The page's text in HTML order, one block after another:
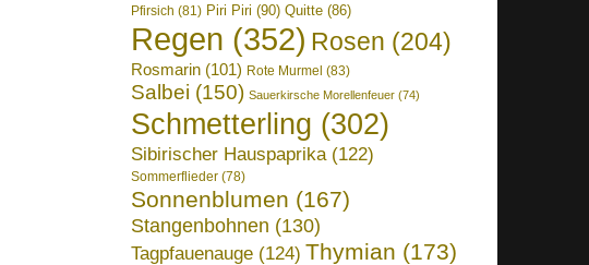
Pfirsich (81) Piri Piri (90) Quitte (86)
Regen (352) Rosen (204)
Rosmarin (101) Rote Murmel (83)
Salbei (150) Sauerkirsche Morellenfeuer (74)
Schmetterling (302)
Sibirischer Hauspaprika(122)
Sommerflieder (78)
Sonnenblumen (167)
Stangenbohnen (130)
Tagpfauenauge (124) Thymian (173)